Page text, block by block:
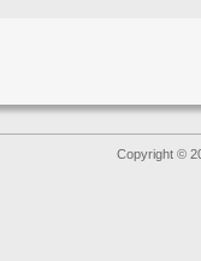
Copyright ©